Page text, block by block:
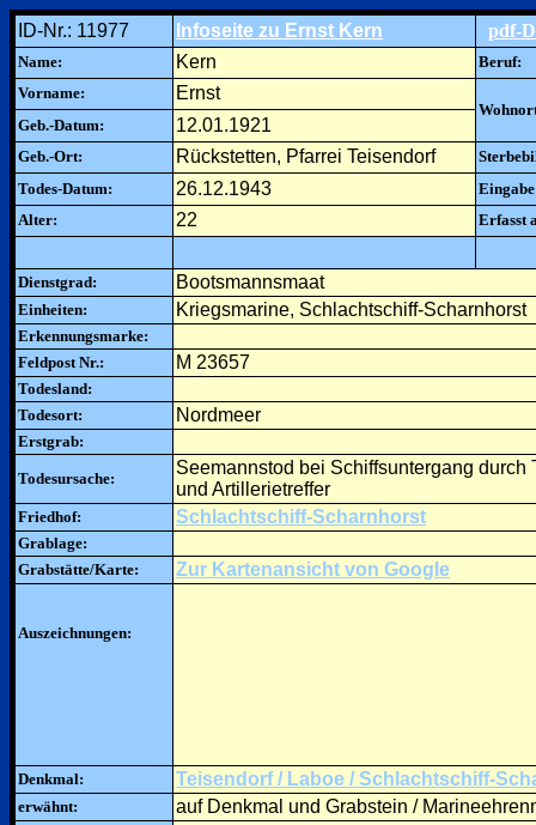
ID-Nr.: 11977 Infoseite zu Ernst Kern pdf-
Name: Kern
Beruf:
Vorname:
Ernst
Geb.-Datum:
12.01.1921
Geb.-Ort: Rückstetten, Pfarrei Teisendorf
Todes-Datum:
26.12.1943
Alter:
22 Erfasst
Dienstgrad: Bootsmannsmaat
Einheiten: Kriegsmarine, Schlachtschiff-Scharnhorst
Erkennungsmarke:
Feldpost Nr.:
M 23657
Todesland:
Todesort:
Nordmeer
Erstgrab:
Todesursache:
Seemannstod bei Schiffsuntergang durch
und Artillerietreffer
Friedhof: Schlachtschiff-Scharnhorst
Grablage:
Grabstätte/Karte:
Zur Kartenansicht von Google
Auszeichnungen:
Denkmal: Teisendorf / Laboe / Schlachtschiff-
erwähnt: auf Denkmal und Grabstein /